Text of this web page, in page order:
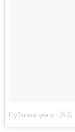
Публикация от